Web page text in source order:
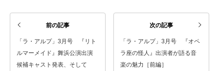
前の記事
「ラ・アルプ」3月号 『リト
ルマーメイド』舞浜公演出演
候補キャスト発表、そして
次の記事
「ラ・アルプ」3月号 『オペ
ラ座の怪人』出演者が語る音
楽の魅力［前編］